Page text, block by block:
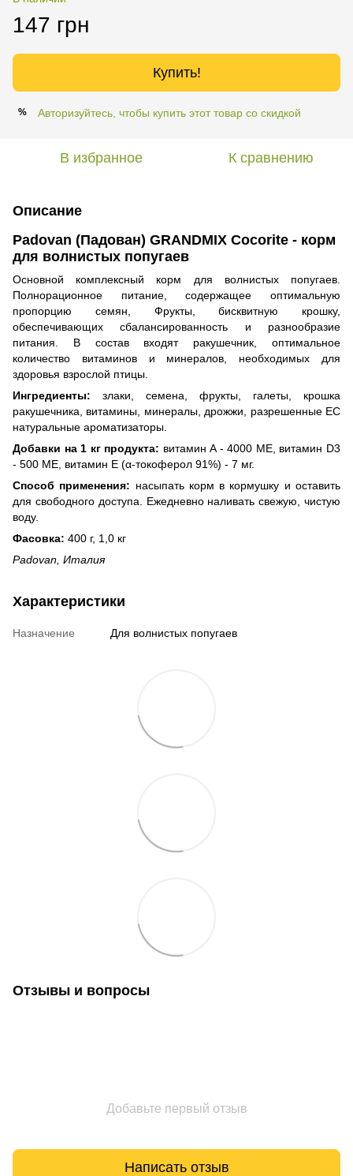
147 грн
Купить!
% Авторизуйтесь, чтобы купить этот товар со скидкой
В избранное К сравнению
Описание
Padovan (Падован) GRANDMIX Cocorite - корм
для волнистых попугаев
Основной комплексный корм для волнистых попугаев.
Полнорационное питание, содержащее оптимальную
пропорцию семян, Фрукты, бисквитную крошку,
обеспечивающих сбалансированность и разнообразие
питания. В состав входят ракушечник, оптимальное
количество витаминов и минералов, необходимых для
здоровья взрослой птицы.
Ингредиенты: злаки, семена, фрукты, галеты, крошка
ракушечника, витамины, минералы, дрожжи, разрешенные ЕС
натуральные ароматизаторы.
Добавки на 1 кг продукта: витамин A - 4000 МЕ, витамин D3
- 500 МЕ, витамин E (α-токоферол 91%) - 7 мг.
Способ применения: насыпать корм в кормушку и оставить
для свободного доступа. Ежедневно наливать свежую, чистую
воду.
Фасовка: 400 г, 1,0 кг
Padovan, Италия
Характеристики
Назначение Для волнистых попугаев
Отзывы и вопросы
Добавьте первый отзыв
Написать отзыв